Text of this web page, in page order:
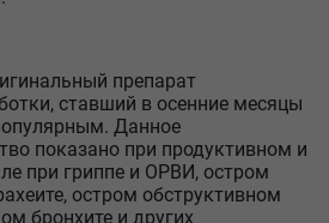
препарат
ставший в осенние месяцы
Данное
показано при продуктивном и
при гриппе и ОРВИ, остром
остром обструктивном
бронхите и других